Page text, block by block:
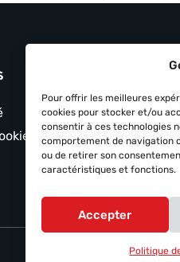
Pour offrir les meilleures
cookies pour stocker et/ou
consentir à ces technologies
comportement de navigation
ou de retirer son
caractéristiques et fonctions.
Accepter
Politique